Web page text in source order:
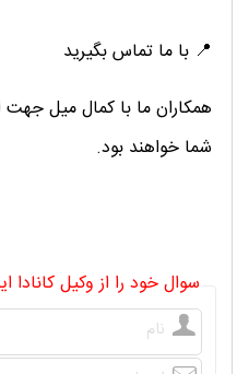
📍 با ما تماس بگیرید
همکاران ما با کمال میل
شما خواهند بود.
سوال خود را از وکیل کانادا